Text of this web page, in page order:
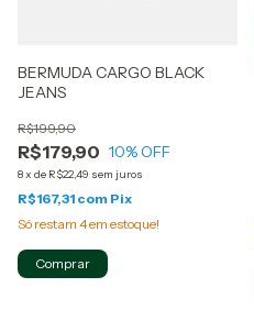
BERMUDA CARGO BLACK
JEANS
R$179,90
R$199,90
10% OFF
8x de R$22,49 sem juros
R$167,31 com Pix
Só restam 4em estoque!
Comprar